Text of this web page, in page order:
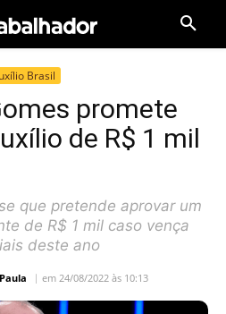
Brasil
promete
de R$ 1 mil
que pretende aprovar um
de R$ 1 mil caso vença
deste ano
em 24/08/2022 às 10:13